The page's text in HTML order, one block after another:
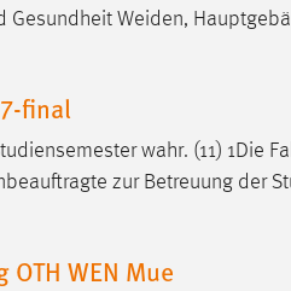
Gesundheit Weiden,
final
wahr. (11) 1Die
zur Betreuung der
WEN Mue